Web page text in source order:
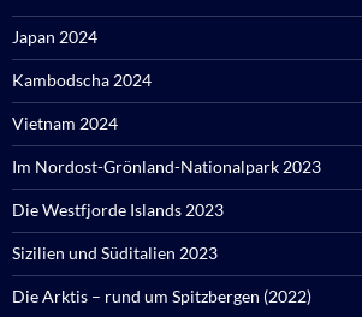
Japan 2024
Kambodscha 2024
Vietnam 2024
Im Nordost-Grönland-Nationalpark 2023
Die Westfjorde Islands 2023
Sizilien und Süditalien 2023
Die Arktis – rund um Spitzbergen (2022)